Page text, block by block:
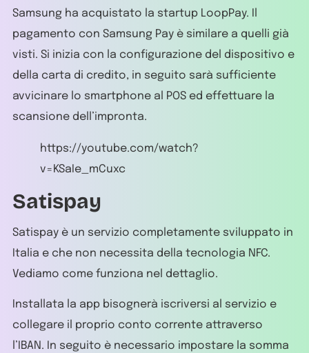
Samsung ha acquistato la startup LoopPay. Il
pagamento con Samsung Pay è similare a quelli già
visti. Si inizia con la configurazione del dispositivo e
della carta di credito, in seguito sarà sufficiente
avvicinare lo smartphone al POS ed effettuare la
scansione dell’impronta.
https://youtube.com/watch?
v=KSaIe_mCuxc
Satispay
Satispay è un servizio completamente sviluppato in
Italia e che non necessita della tecnologia NFC.
Vediamo come funziona nel dettaglio.
Installata la app bisognerà iscriversi al servizio e
collegare il proprio conto corrente attraverso
l’IBAN. In seguito è necessario impostare la somma